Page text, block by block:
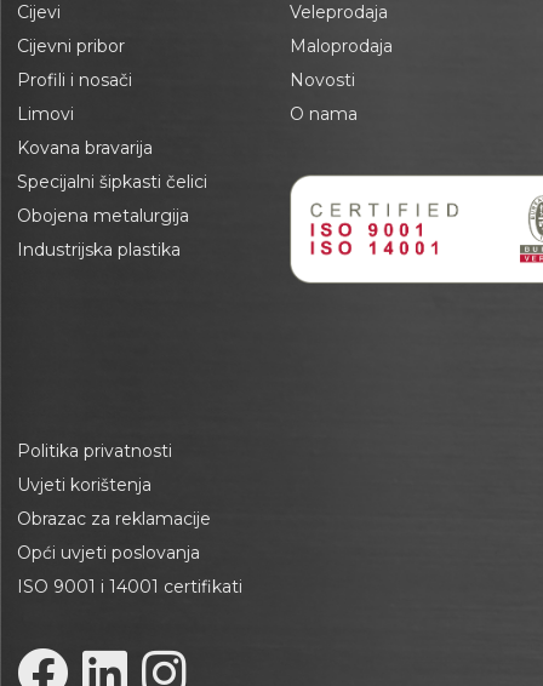
Cijevi
Cijevni pribor
Profili i nosači
Limovi
Kovana bravarija
Specijalni šipkasti čelici
Obojena metalurgija
Industrijska plastika
Veleprodaja
Maloprodaja
Novosti
O nama
Politika privatnosti
Uvjeti korištenja
Obrazac za reklamacije
Opći uvjeti poslovanja
ISO 9001 i 14001 certifikati